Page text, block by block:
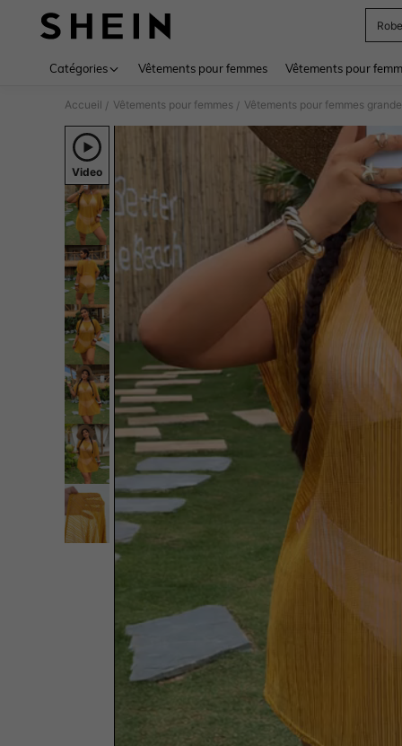
Robe
Catégories Vêtements pour femmes Vêtements pour
Accueil / Vêtements pour femmes / Vêtements pour femmes
Video